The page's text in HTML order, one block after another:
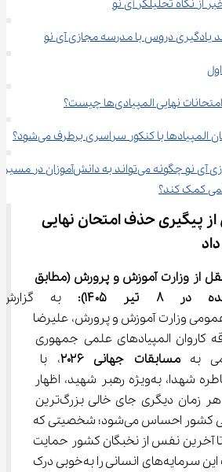
از نگاه تحلیلگر آی نو
یادگیری دروس با مدرسه مجازی آی ‌نو
نهایی المپیادی‌ها چیست؟
المپیادها با کنکور سراسری برطرف می‌شود؟
مدرسه مجازی آی‌ نو چگونه می‌تواند به دانش‌آموزان در مسیر
کمک کند؟
پیگیری حذف امتحان نهایی
از وزارت آموزش و پرورش (مطابق
تیر ۱۴۰۵):
به
عمومی وزارت آموزش و پرورش، علیرضا
کاروان المپیادهای علمی جمهوری
به مسابقات جهانی ۲۰۲۶
، با
گرامیداشت یاد و خاطره شهدا، به‌ویژه رهبر شهید، اظهار
کرد: امروز بیش از هر زمان دیگری جای خالی بزرگ‌ترین
حامی جامعه نخبگانی کشور احساس می‌شود؛ شخصیتی که
تا آخرین نفس از نخبگان کشور حمایت
خواهد کرد و اهمیت این سرمایه‌های انسانی را به‌خوبی درک